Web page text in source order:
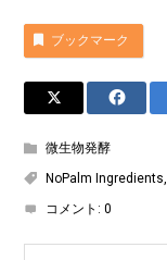
ブックマーク
微生物発酵
NoPalm Ingredients,
コメント:0